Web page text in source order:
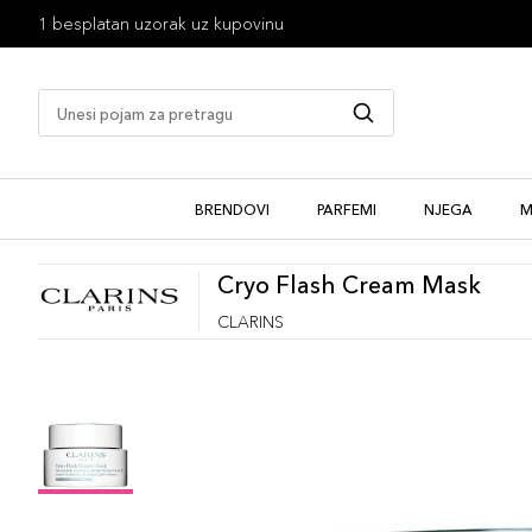
1 besplatan uzorak uz kupovinu
BRENDOVI PARFEMI NJEGA
Cryo Flash Cream Mask
CLARINS